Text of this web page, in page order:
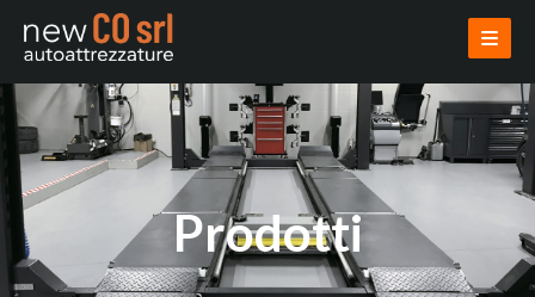
AZIENDA
PRODOTTI
VENDI USATO
INSTALLAZIONI